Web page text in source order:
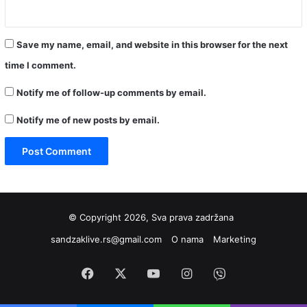
Save my name, email, and website in this browser for the next
time I comment.
Notify me of follow-up comments by email.
Notify me of new posts by email.
© Copyright 2026, Sva prava zadržana
sandzaklive.rs@gmail.com
O nama Marketing
Facebook YouTubeInstagram
Viber